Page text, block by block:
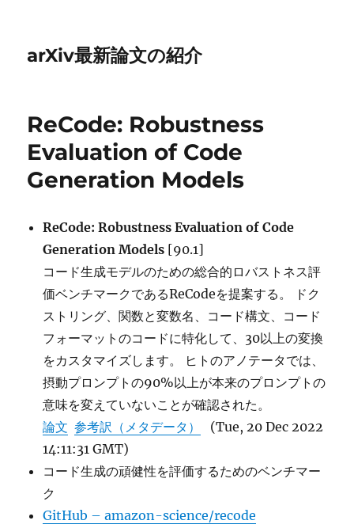
arXiv最新論文の紹介
ReCode: Robustness
Evaluation of Code
Generation Models
ReCode: Robustness Evaluation of Code
Generation Models [90.1]
コード生成モデルのための総合的ロバストネス評
価ベンチマークであるReCodeを提案する。 ドク
ストリング、関数と変数名、コード構文、コード
フォーマットのコードに特化して、30以上の変換
をカスタマイズします。 ヒトのアノテータでは、
摂動プロンプトの90%以上が本来のプロンプトの
意味を変えていないことが確認された。
論文 参考訳（メタデータ）
(Tue, 20 Dec 2022
14:11:31 GMT)
コード生成の頑健性を評価するためのベンチマー
ク
GitHub – amazon-science/recode